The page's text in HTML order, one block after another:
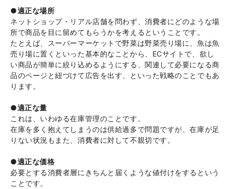
●適正な場所
ネットショップ・リアル店舗を問わず、消費者にどのような場
所で商品を目に留めてもらうかを考えるということです。
たとえば、スーパーマーケットで野菜は野菜売り場に、魚は魚
売り場に置くといった基本的なことから、ECサイトで、欲し
い商品が簡単に絞り込めるようにする、関連して必要になる商
品のページと紐づけて広告を出す、といった戦略のことでもあ
ります。
●適正な量
これは、いわゆる在庫管理のことです。
在庫を多く抱えてしまうのは供給過多で問題ですが、在庫が足
りない状況もまた、消費者に対して不親切です。
●適正な価格
必要とする消費者層にきちんと届くような値付けをするという
ことです。